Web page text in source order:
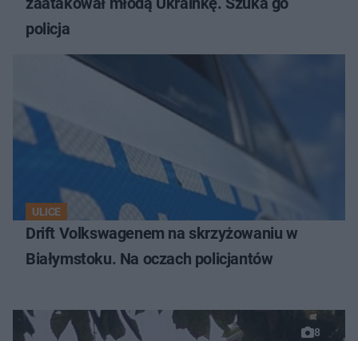
policja
ULICE
Drift Volkswagenem na skrzyżowaniu w
Białymstoku. Na oczach policjantów
8